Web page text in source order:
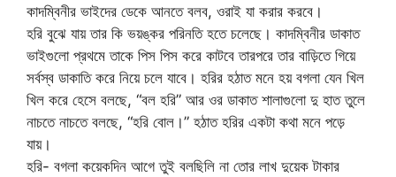
কাদম্বিনীর ভাইদের ডেকে আনতে বলব, ওরাই যা করার করবে।
হরি বুঝে যায় তার কি ভয়ঙ্কর পরিনতি হতে চলেছে। কাদম্বিনীর ডাকাত
ভাইগুলো প্রথমে তাকে পিস পিস করে কাটবে তারপরে তার বাড়িতে গিয়ে
সর্বস্ব ডাকাতি করে নিয়ে চলে যাবে। হরির হঠাত মনে হয় বগলা যেন খিল
খিল করে হেসে বলছে, “বল হরি” আর ওর ডাকাত শালাগুলো দু হাত তুলে
নাচতে নাচতে বলছে, “হরি বোল।” হঠাত হরির একটা কথা মনে পড়ে
যায়।
হরি- বগলা কয়েকদিন আগে তুই বলছিলি না তোর লাখ দুয়েক টাকার